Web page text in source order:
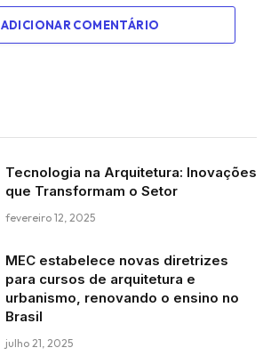
ADICIONAR COMENTÁRIO
Tecnologia na Arquitetura: Inovações
que Transformam o Setor
fevereiro 12, 2025
MEC estabelece novas diretrizes
para cursos de arquitetura e
urbanismo, renovando o ensino no
Brasil
julho 21, 2025